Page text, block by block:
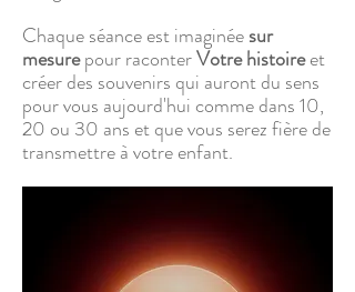
Chaque séance est imaginéesur
mesurepour raconterVotre histoireet
créer des souvenirs qui auront du sens
pour vous aujourd'hui comme dans 10,
20 ou 30 ans et que vous serez fière de
transmettre à votre enfant.